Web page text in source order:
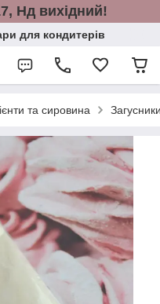
Нд вихідний!
для кондитерів
та сировина